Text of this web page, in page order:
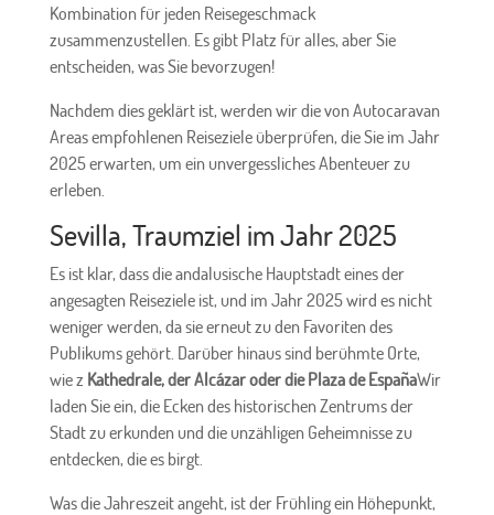
Kombination für jeden Reisegeschmack
zusammenzustellen. Es gibt Platz für alles, aber Sie
entscheiden, was Sie bevorzugen!
Nachdem dies geklärt ist, werden wir die von Autocaravan
Areas empfohlenen Reiseziele überprüfen, die Sie im Jahr
2025 erwarten, um ein unvergessliches Abenteuer zu
erleben.
Sevilla, Traumziel im Jahr 2025
Es ist klar, dass die andalusische Hauptstadt eines der
angesagten Reiseziele ist, und im Jahr 2025 wird es nicht
weniger werden, da sie erneut zu den Favoriten des
Publikums gehört. Darüber hinaus sind berühmte Orte,
wie z Kathedrale, der Alcázar oder die Plaza de EspañaWir
laden Sie ein, die Ecken des historischen Zentrums der
Stadt zu erkunden und die unzähligen Geheimnisse zu
entdecken, die es birgt.
Was die Jahreszeit angeht, ist der Frühling ein Höhepunkt,